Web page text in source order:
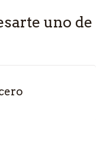
uno de